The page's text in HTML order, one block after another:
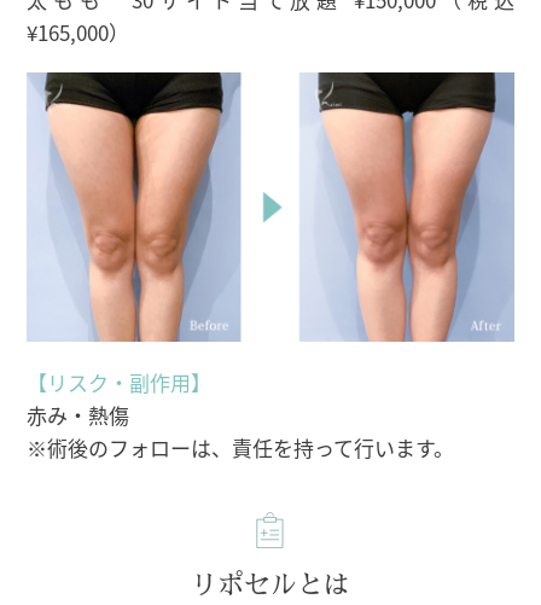
¥165,000）
【リスク・副作用】
赤み・熱傷
※術後のフォローは、責任を持って行います。
リポセルとは